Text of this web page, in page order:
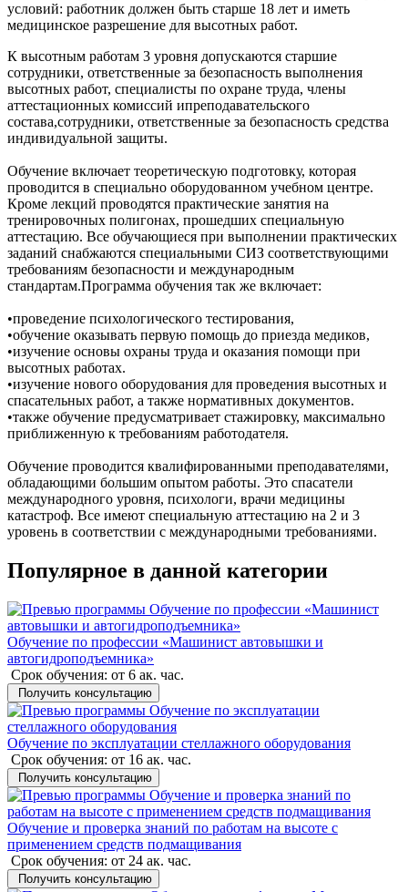
условий: работник должен быть старше 18 лет и иметь
медицинское разрешение для высотных работ.
К высотным работам 3 уровня допускаются старшие
сотрудники, ответственные за безопасность выполнения
высотных работ, специалисты по охране труда, члены
аттестационных комиссий ипреподавательского
состава,сотрудники, ответственные за безопасность средства
индивидуальной защиты.
Обучение включает теоретическую подготовку, которая
проводится в специально оборудованном учебном центре.
Кроме лекций проводятся практические занятия на
тренировочных полигонах, прошедших специальную
аттестацию. Все обучающиеся при выполнении практических
заданий снабжаются специальными СИЗ соответствующими
требованиям безопасности и международным
стандартам.Программа обучения так же включает:
•проведение психологического тестирования,
•обучение оказывать первую помощь до приезда медиков,
•изучение основы охраны труда и оказания помощи при
высотных работах.
•изучение нового оборудования для проведения высотных и
спасательных работ, а также нормативных документов.
•также обучение предусматривает стажировку, максимально
приближенную к требованиям работодателя.
Обучение проводится квалифированными преподавателями,
обладающими большим опытом работы. Это спасатели
международного уровня, психологи, врачи медицины
катастроф. Все имеют специальную аттестацию на 2 и 3
уровень в соответствии с международными требованиями.
Популярное в данной категории
Обучение по профессии «Машинист автовышки и
автогидроподъемника»
Срок обучения: от 6 ак. час.
Получить консультацию
Обучение по эксплуатации стеллажного оборудования
Срок обучения: от 16 ак. час.
Получить консультацию
Обучение и проверка знаний по работам на высоте с
применением средств подмащивания
Срок обучения: от 24 ак. час.
Получить консультацию